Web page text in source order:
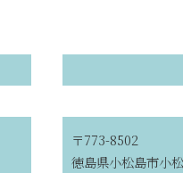
〒773-8502
徳島県小松島市小